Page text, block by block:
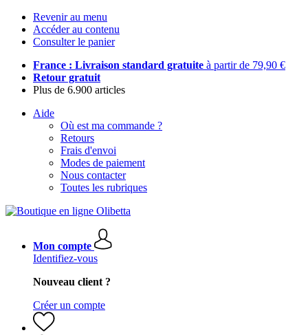
Revenir au menu
Accéder au contenu
Consulter le panier
France : Livraison standard gratuite à partir de 79,90 €
Retour gratuit
Plus de 6.900 articles
Aide
Où est ma commande ?
Retours
Frais d'envoi
Modes de paiement
Nous contacter
Toutes les rubriques
Mon compte
Identifiez-vous
Nouveau client ?
Créer un compte